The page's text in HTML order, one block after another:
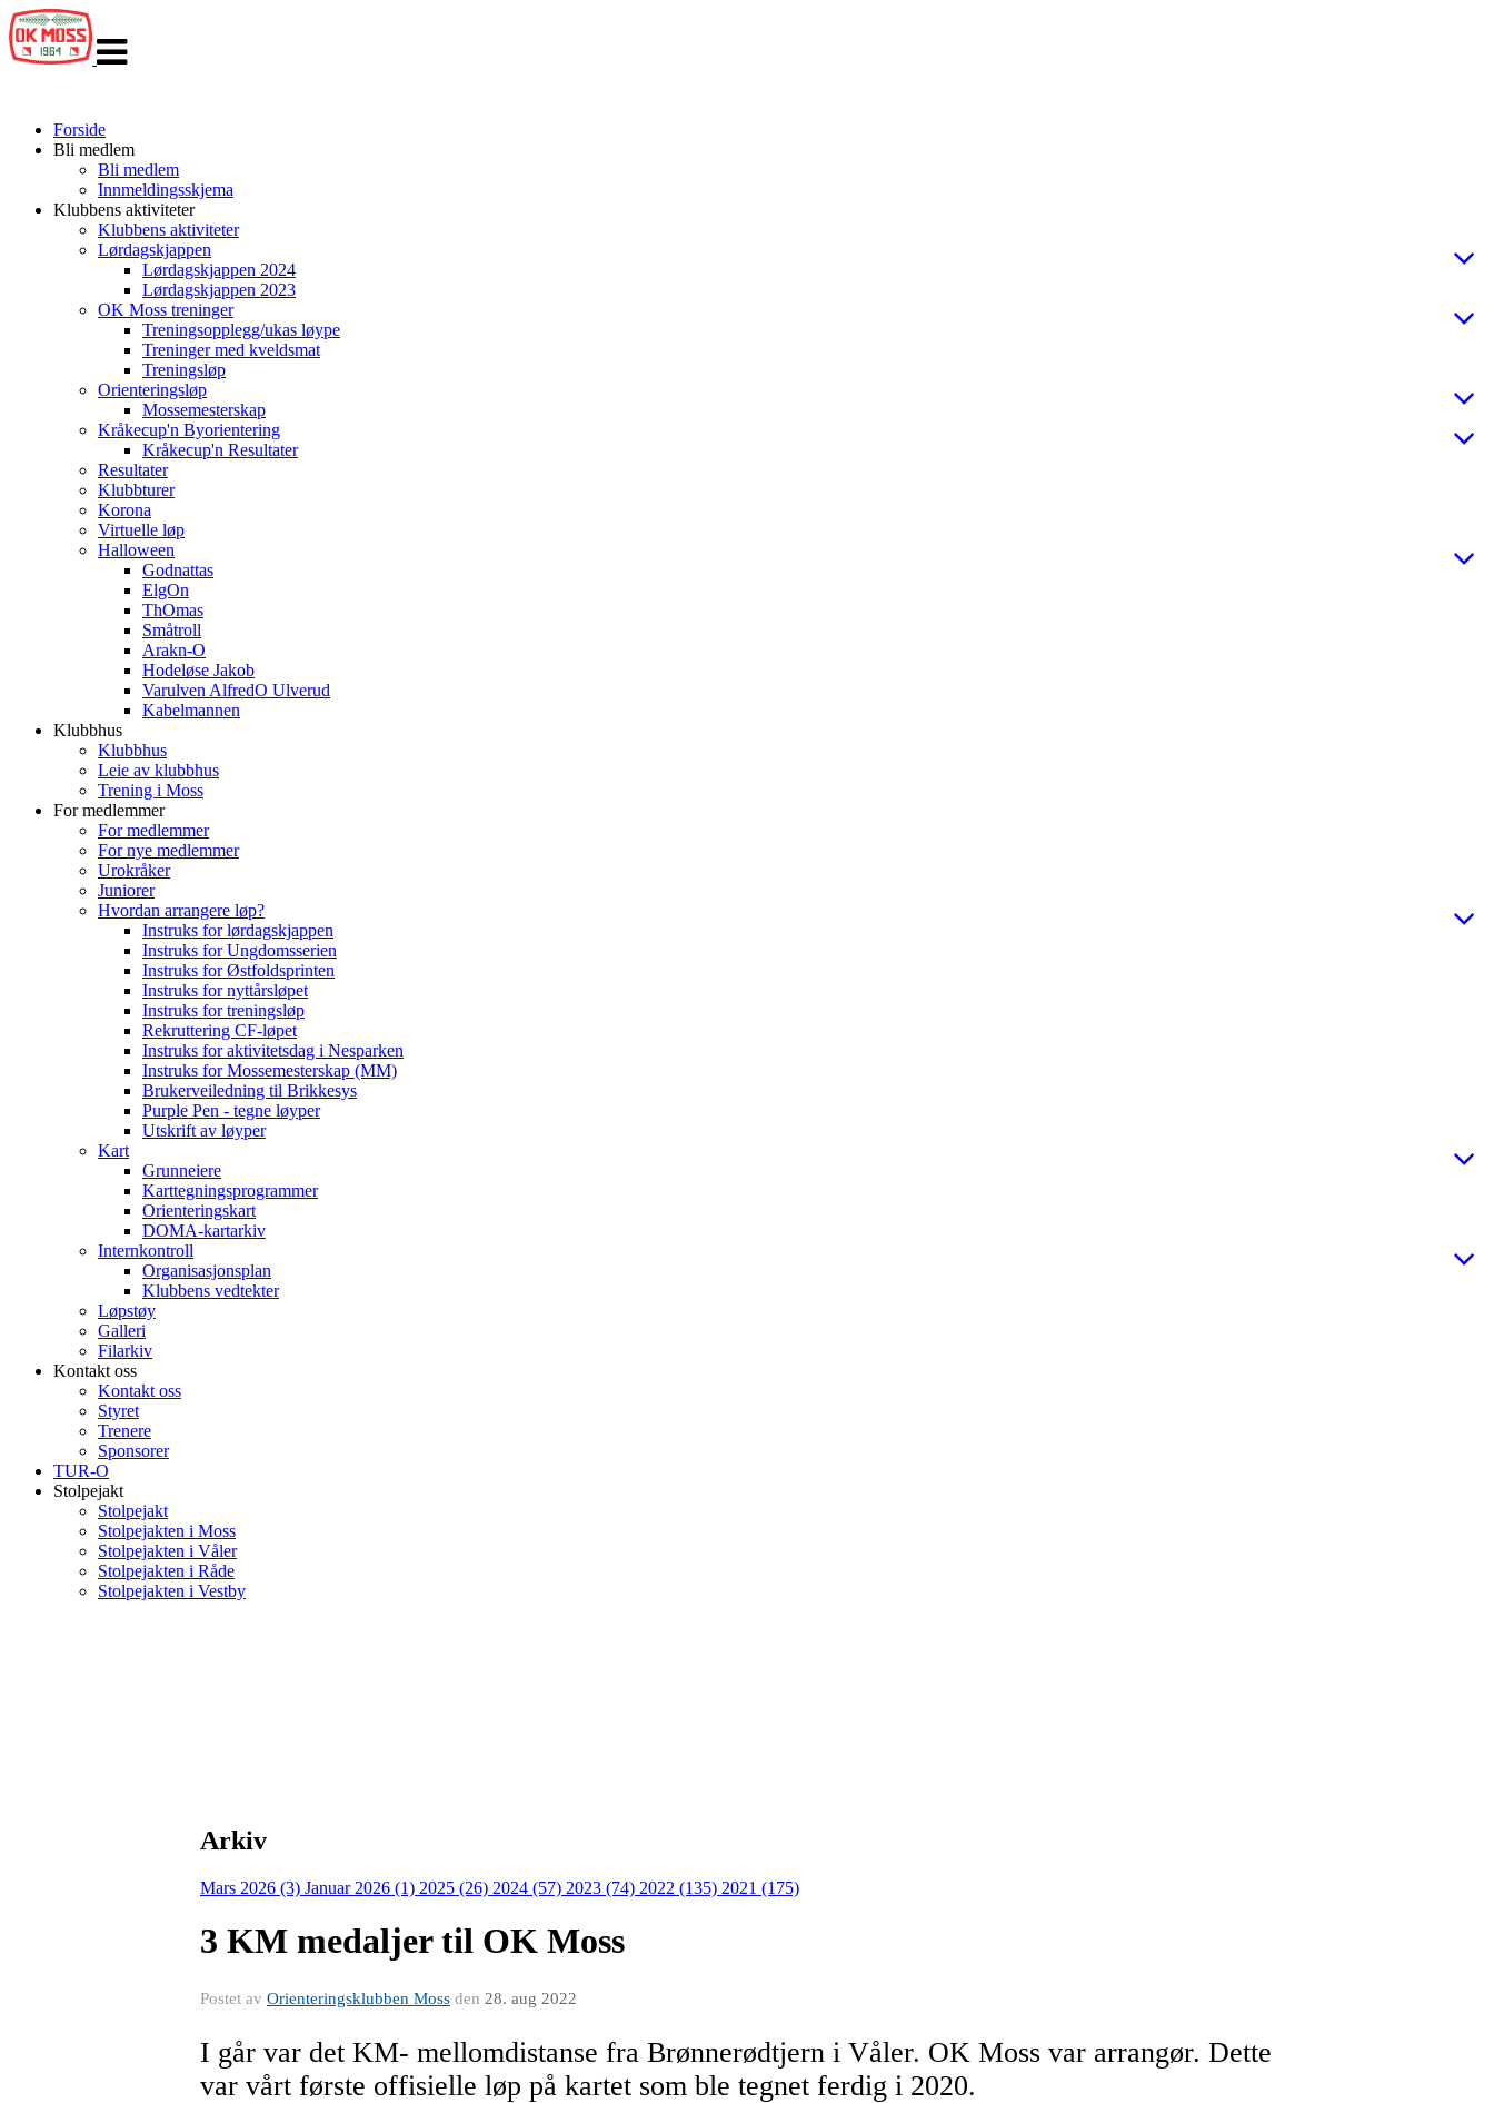
navigasjon
Forside
Bli medlem
Bli medlem
Innmeldingsskjema
Klubbens aktiviteter
Klubbens aktiviteter
Lørdagskjappen
Lørdagskjappen 2024
Lørdagskjappen 2023
OK Moss treninger
Treningsopplegg/ukas løype
Treninger med kveldsmat
Treningsløp
Orienteringsløp
Mossemesterskap
Kråkecup'n Byorientering
Kråkecup'n Resultater
Resultater
Klubbturer
Korona
Virtuelle løp
Halloween
Godnattas
ElgOn
ThOmas
Småtroll
Arakn-O
Hodeløse Jakob
Varulven AlfredO Ulverud
Kabelmannen
Klubbhus
Klubbhus
Leie av klubbhus
Trening i Moss
For medlemmer
For medlemmer
For nye medlemmer
Urokråker
Juniorer
Hvordan arrangere løp?
Instruks for lørdagskjappen
Instruks for Ungdomsserien
Instruks for Østfoldsprinten
Instruks for nyttårsløpet
Instruks for treningsløp
Rekruttering CF-løpet
Instruks for aktivitetsdag i Nesparken
Instruks for Mossemesterskap (MM)
Brukerveiledning til Brikkesys
Purple Pen - tegne løyper
Utskrift av løyper
Kart
Grunneiere
Karttegningsprogrammer
Orienteringskart
DOMA-kartarkiv
Internkontroll
Organisasjonsplan
Klubbens vedtekter
Løpstøy
Galleri
Filarkiv
Kontakt oss
Kontakt oss
Styret
Trenere
Sponsorer
TUR-O
Stolpejakt
Stolpejakt
Stolpejakten i Moss
Stolpejakten i Våler
Stolpejakten i Råde
Stolpejakten i Vestby
Arkiv
Mars 2026 (3) Januar 2026 (1) 2025 (26) 2024 (57) 2023 (74) 2022 (135) 2021 (175)
3 KM medaljer til OK Moss
Postet av Orienteringsklubben Moss den 28. aug 2022
I går var det KM- mellomdistanse fra Brønnerødtjern i Våler. OK Moss var arrangør. Dette
var vårt første offisielle løp på kartet som ble tegnet ferdig i 2020.